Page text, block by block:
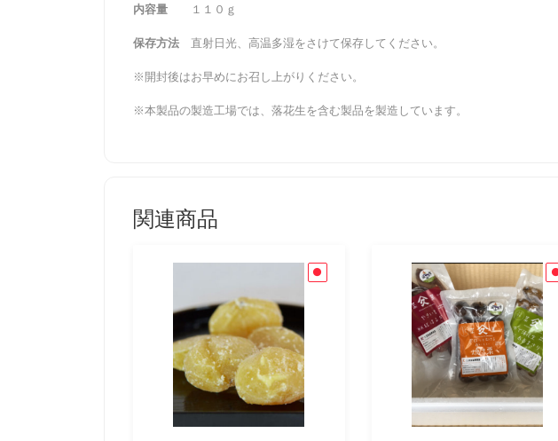
内容量 １１０ｇ
保存方法 直射日光、高温多湿をさけて保存してください。
※開封後はお早めにお召し上がりください。
※本製品の製造工場では、落花生を含む製品を製造しています。
関連商品